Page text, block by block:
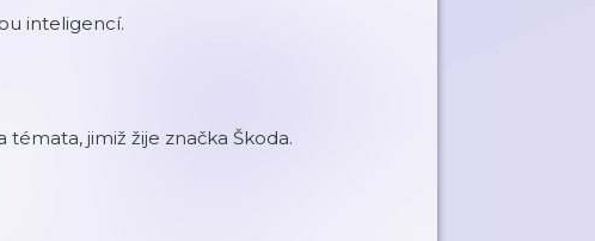
inteligencí.
jimiž žije značka Škoda.